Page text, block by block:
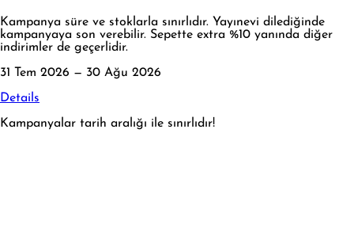
Kampanya süre ve stoklarla sınırlıdır. Yayınevi dilediğinde
kampanyaya son verebilir. Sepette extra %10 yanında diğer
indirimler de geçerlidir.
31 Tem 2026 — 30 Ağu 2026
Details
Kampanyalar tarih aralığı ile sınırlıdır!